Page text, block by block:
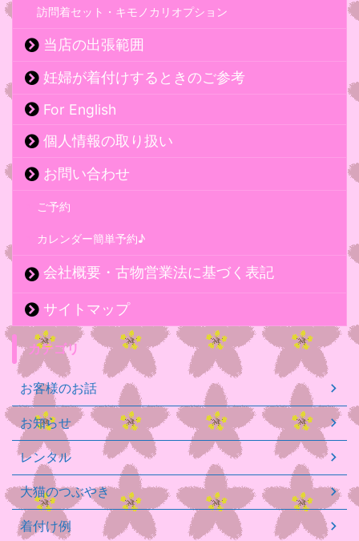
訪問着セット・キモノカリオプション
当店の出張範囲
妊婦が着付けするときのご参考
For English
個人情報の取り扱い
お問い合わせ
ご予約
カレンダー簡単予約♪
会社概要・古物営業法に基づく表記
サイトマップ
カテゴリ
お客様のお話
お知らせ
レンタル
大猫のつぶやき
着付け例